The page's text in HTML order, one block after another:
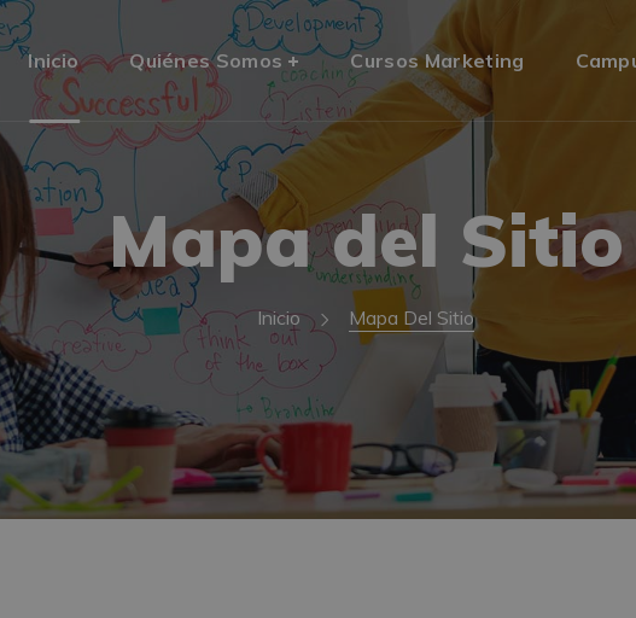
Inicio Quiénes Somos Cursos Marketing
Mapa del Sitio
Inicio Mapa Del Sitio